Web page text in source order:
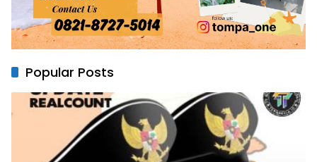
Popular Posts